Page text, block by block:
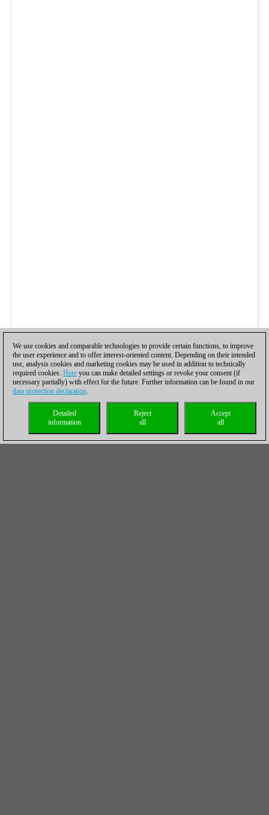
We use cookies and comparable technologies to provide certain functions, to improve
the user experience and to offer interest-oriented content. Depending on their intended
use, analysis cookies and marketing cookies may be used in addition to technically
required cookies. Here you can make detailed settings or revoke your consent (if
necessary partially) with effect for the future. Further information can be found in our
data protection declaration.
Accept
all
Reject
all
Detailed
information